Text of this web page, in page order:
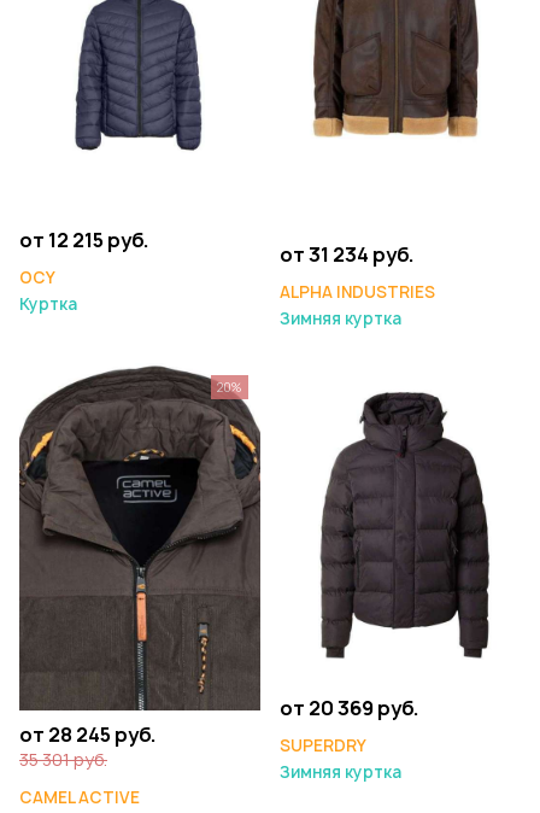
от 12 215 руб.
OCY
Куртка
от 31 234 руб.
ALPHA INDUSTRIES
Зимняя куртка
от 28 245 руб.
35 301 руб.
CAMEL ACTIVE
20%
от 20 369 руб.
SUPERDRY
Зимняя куртка